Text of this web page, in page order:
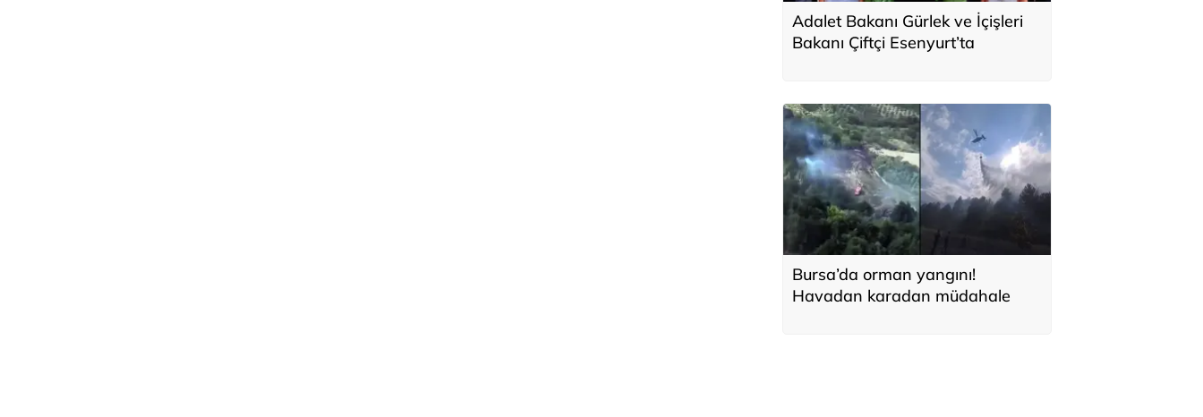
Adalet Bakanı Gürlek ve İçişleri
Bakanı Çiftçi Esenyurt’ta
Bursa’da orman yangını!
Havadan karadan müdahale